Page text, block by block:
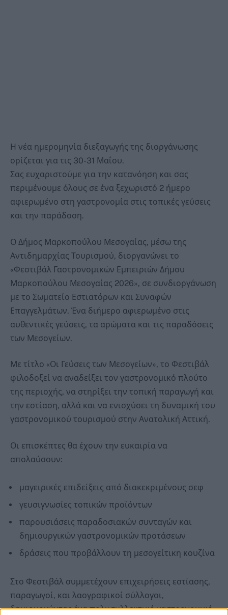
Η νέα ημερομηνία διεξαγωγής της διοργάνωσης
ορίζεται για τις 30-31 Μαΐου.
Σας ευχαριστούμε για την κατανόηση και σας
περιμένουμε όλους σε ένα ξεχωριστό 2 ήμερο
αφιερωμένο στη γαστρονομία στις τοπικές γεύσεις
και την παράδοση.
Ο Δήμος Μαρκοπούλου Μεσογαίας, μέσω της
Αντιδημαρχίας Τουρισμού, διοργανώνει το
«Φεστιβάλ Γαστρονομικών Εμπειριών Δήμου
Μαρκοπούλου Μεσογαίας 2026», σε συνδιοργάνωση
με το Σωματείο Εστιατόρων και Συναφών
Επαγγελμάτων. Ένα διήμερο αφιερωμένο στις
αυθεντικές γεύσεις, τα αρώματα και τις παραδόσεις
των Μεσογείων.
Με τίτλο «Οι Γεύσεις των Μεσογείων», το Φεστιβάλ
φιλοδοξεί να αναδείξει τον γαστρονομικό πλούτο
της περιοχής, να στηρίξει την τοπική παραγωγή και
την εστίαση, αλλά και να ενισχύσει τη δυναμική του
γαστρονομικού τουρισμού στην Ανατολική Αττική.
Οι επισκέπτες θα έχουν την ευκαιρία να
απολαύσουν:
μαγειρικές επιδείξεις από διακεκριμένους σεφ
γευσιγνωσίες τοπικών προϊόντων
παρουσιάσεις παραδοσιακών συνταγών και
δημιουργικών γαστρονομικών προτάσεων
δράσεις που προβάλλουν τη μεσογείτικη κουζίνα
Στο Φεστιβάλ συμμετέχουν επιχειρήσεις εστίασης,
παραγωγοί, και λαογραφικοί σύλλογοι,
δημιουργώντας ένα πολυσυλλεκτικό γαστρονομικό